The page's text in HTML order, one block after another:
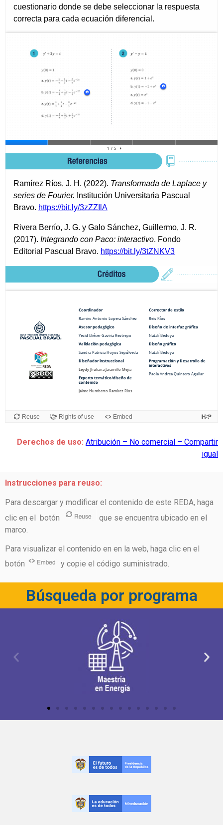
Derechos de uso: Atribución – No comercial – Compartir
igual
Instrucciones para reuso:
Para descargar y modificar el contenido de este REDA, haga
clic en el botón
que se encuentra ubicado en el
marco.
Para visualizar el contenido en en la web, haga clic en el
botón
y copie el código suministrado.
Búsqueda por programa